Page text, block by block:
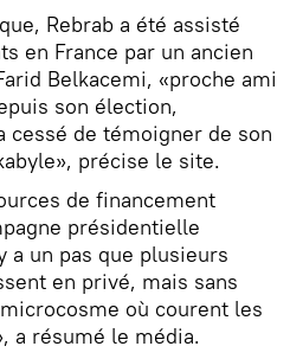
Rebrab a été assisté
en France par un ancien
Belkacemi, «proche ami
son élection,
cessé de témoigner de son
précise le site.
de financement
présidentielle
a un pas que plusieurs
en privé, mais sans
où courent les
a résumé le média.